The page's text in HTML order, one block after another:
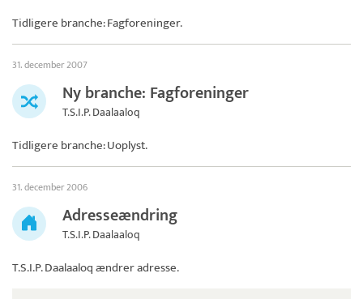
Tidligere branche: Fagforeninger.
31. december 2007
Ny branche: Fagforeninger
T.S.I.P. Daalaaloq
Tidligere branche: Uoplyst.
31. december 2006
Adresseændring
T.S.I.P. Daalaaloq
T.S.I.P. Daalaaloqændrer adresse.